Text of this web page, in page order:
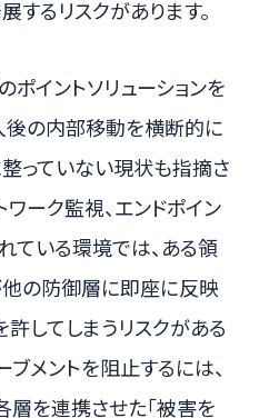
るリスクがあります。
イントソリューションを
後の内部移動を横断的に
っていない現状も指摘さ
ワーク監視、エンドポイン
ている環境では、ある領
の防御層に即座に反映
してしまうリスクがある
ブメントを阻止するには、
層を連携させた「被害を